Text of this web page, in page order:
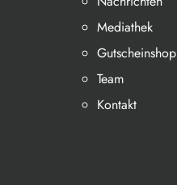
Mediathek
Gutscheinshop
Team
Kontakt